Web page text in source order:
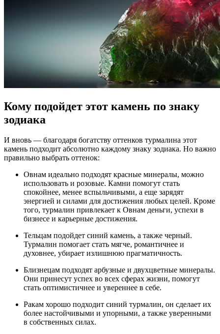
Кому подойдет этот камень по знаку
зодиака
И вновь — благодаря богатству оттенков турмалина этот
камень подходит абсолютно каждому знаку зодиака. Но важно
правильно выбрать оттенок:
Овнам идеально подходят красные минералы, можно
использовать и розовые. Камни помогут стать
спокойнее, менее вспыльчивыми, а еще зарядят
энергией и силами для достижения любых целей. Кроме
того, турмалин привлекает к Овнам деньги, успехи в
бизнесе и карьерные достижения.
Тельцам подойдет синий камень, а также черный.
Турмалин помогает стать мягче, романтичнее и
духовнее, убирает излишнюю прагматичность.
Близнецам подходят арбузные и двухцветные минералы.
Они принесут успех во всех сферах жизни, помогут
стать оптимистичнее и увереннее в себе.
Ракам хорошо подходит синий турмалин, он сделает их
более настойчивыми и упорными, а также уверенными
в собственных силах.